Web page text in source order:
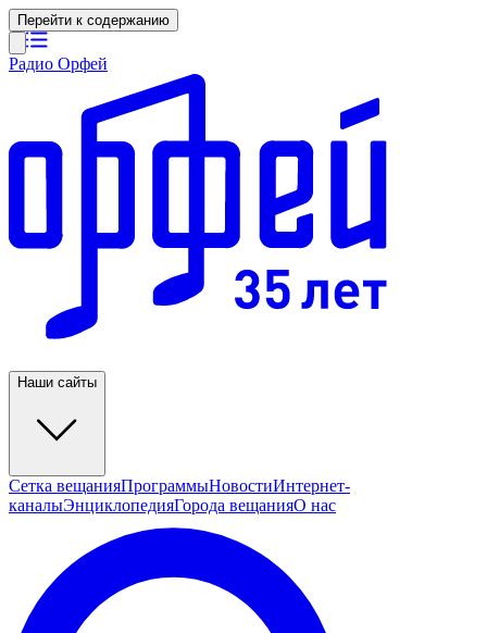
Перейти к содержанию
Радио Орфей
Наши сайты
Сетка вещанияПрограммыНовостиИнтернет-
каналыЭнциклопедияГорода вещанияО нас